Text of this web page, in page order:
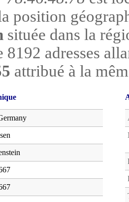
position
située dans la
8192 adresses
attribué à la